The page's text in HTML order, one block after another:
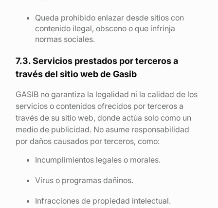
Queda prohibido enlazar desde sitios con
contenido ilegal, obsceno o que infrinja
normas sociales.
7.3. Servicios prestados por terceros a
través del sitio web de Gasib
GASIB no garantiza la legalidad ni la calidad de los
servicios o contenidos ofrecidos por terceros a
través de su sitio web, donde actúa solo como un
medio de publicidad. No asume responsabilidad
por daños causados por terceros, como:
Incumplimientos legales o morales.
Virus o programas dañinos.
Infracciones de propiedad intelectual.